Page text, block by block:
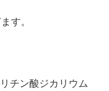
す。
チン酸ジカリウム